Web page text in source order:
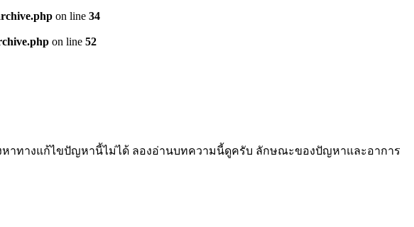
on line 34
on line 52
ล้วยังหาทางแก้ไขปัญหานี้ไม่ได้ ลองอ่านบทความนี้ดูครับ ลักษณะของปัญหาและอาการ